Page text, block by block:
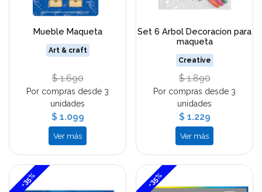
Mueble Maqueta
Art & craft
$ 1.690
Por compras desde 3
unidades
$ 1.099
Ver más
Set 6 Arbol Decoracion para
maqueta
Creative
$ 1.890
Por compras desde 3
unidades
$ 1.229
Ver más
-35% -35%